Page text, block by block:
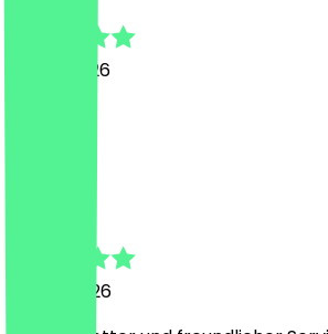
16 July 2026
31 May 2026